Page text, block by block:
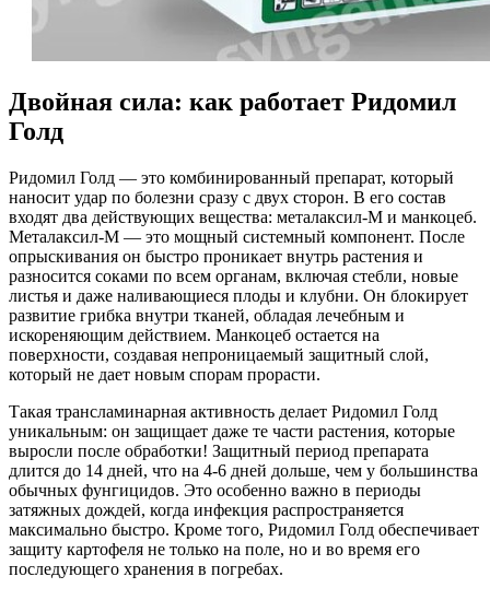
Двойная сила: как работает Ридомил
Голд
Ридомил Голд — это комбинированный препарат, который
наносит удар по болезни сразу с двух сторон. В его состав
входят два действующих вещества: металаксил-М и манкоцеб.
Металаксил-М — это мощный системный компонент. После
опрыскивания он быстро проникает внутрь растения и
разносится соками по всем органам, включая стебли, новые
листья и даже наливающиеся плоды и клубни. Он блокирует
развитие грибка внутри тканей, обладая лечебным и
искореняющим действием. Манкоцеб остается на
поверхности, создавая непроницаемый защитный слой,
который не дает новым спорам прорасти.
Такая трансламинарная активность делает Ридомил Голд
уникальным: он защищает даже те части растения, которые
выросли после обработки! Защитный период препарата
длится до 14 дней, что на 4-6 дней дольше, чем у большинства
обычных фунгицидов. Это особенно важно в периоды
затяжных дождей, когда инфекция распространяется
максимально быстро. Кроме того, Ридомил Голд обеспечивает
защиту картофеля не только на поле, но и во время его
последующего хранения в погребах.